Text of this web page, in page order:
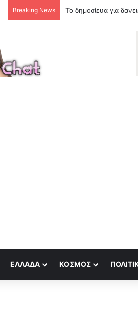
Breaking News Το δημοσίευα για
ΕΛΛΆΔΑ ΚΟΣΜΟΣ